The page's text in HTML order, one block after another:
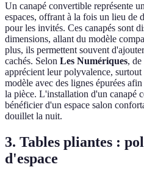
Un canapé convertible représente
espaces, offrant à la fois un lieu de
pour les invités. Ces canapés sont
dimensions, allant du modèle
plus, ils permettent souvent
cachés. Selon Les Numériques,
apprécient leur polyvalence,
modèle avec des lignes épurées
la pièce. L'installation d'un canapé
bénéficier d'un espace salon
douillet la nuit.
3. Tables pliantes :
d'espace